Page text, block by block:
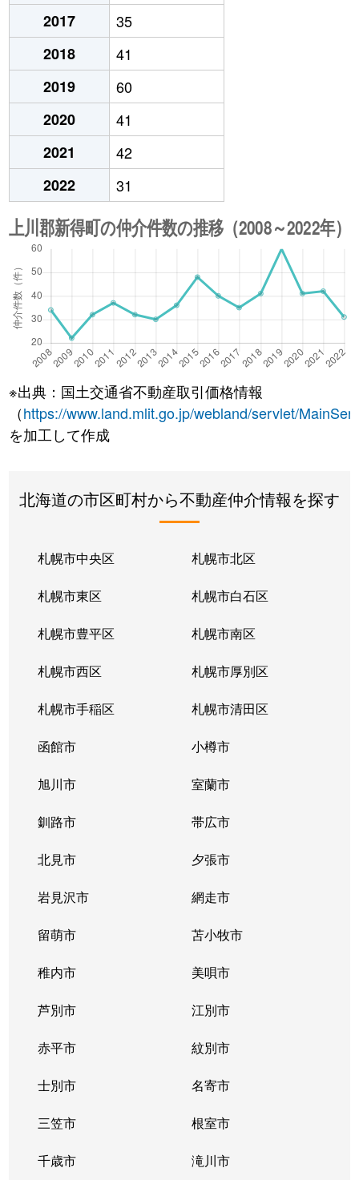
2017
35
2018
41
2019
60
2020
41
2021
42
2022
31
※出典：国土交通省不動産取引価格情報
（https://www.land.mlit.go.jp/webland/servlet/
を加工して作成
北海道の市区町村から不動産仲介情報を探す
札幌市中央区 札幌市北区
札幌市東区 札幌市白石区
札幌市豊平区 札幌市南区
札幌市西区 札幌市厚別区
札幌市手稲区 札幌市清田区
函館市 小樽市
旭川市 室蘭市
釧路市 帯広市
北見市 夕張市
岩見沢市 網走市
留萌市 苫小牧市
稚内市 美唄市
芦別市 江別市
赤平市 紋別市
士別市 名寄市
三笠市 根室市
千歳市 滝川市